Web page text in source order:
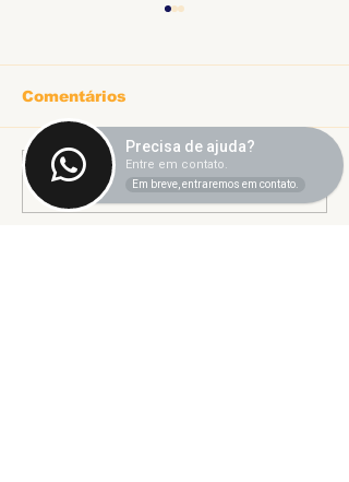
Ligeirinho 541 | Julho
2026
Comentários
Escreva um comentário
Precisa de ajuda?
Entre em contato.
Em breve, entraremos em contato.